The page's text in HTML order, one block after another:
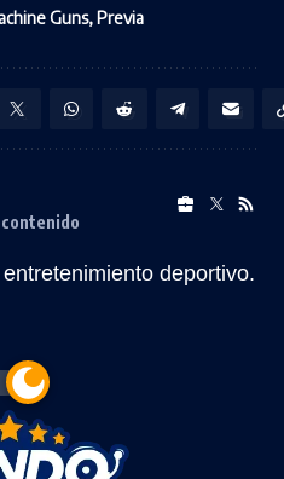
Guns,Previa
deportivo.